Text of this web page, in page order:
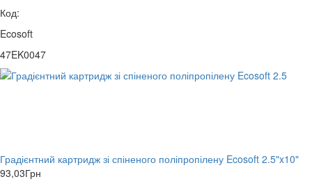
Код:
Ecosoft
47EK0047
Градієнтний картридж зі спіненого поліпропілену Ecosoft 2.5"x10"
93,03Грн